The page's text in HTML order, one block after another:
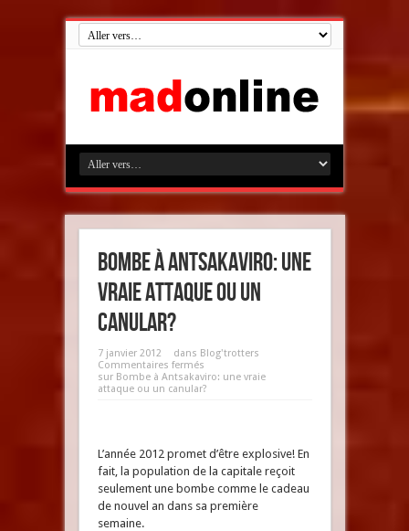
Bombe à Antsakaviro: une
vraie attaque ou un
canular?
7 janvier 2012 dans Blog'trotters
Commentaires fermés
sur Bombe à Antsakaviro: une vraie
attaque ou un canular?
L’année 2012 promet d’être explosive! En
fait, la population de la capitale reçoit
seulement une bombe comme le cadeau
de nouvel an dans sa première
semaine.